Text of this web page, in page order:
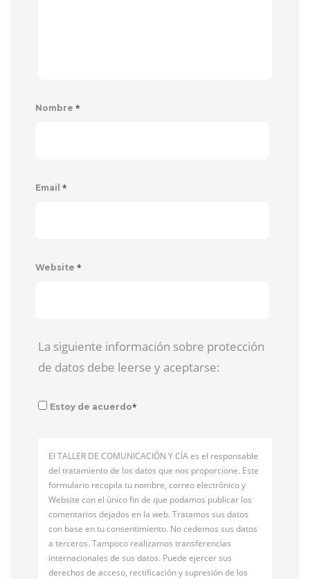
Nombre *
Email *
Website *
La siguiente información sobre protección
de datos debe leerse y aceptarse:
Estoy de acuerdo*
El TALLER DE COMUNICACIÓN Y CÍA es el responsable
del tratamiento de los datos que nos proporcione. Este
formulario recopila tu nombre, correo electrónico y
Website con el único fin de que podamos publicar los
comentarios dejados en la web. Tratamos sus datos
con base en tu consentimiento. No cedemos sus datos
a terceros. Tampoco realizamos transferencias
internacionales de sus datos. Puede ejercer sus
derechos de acceso, rectificación y supresión de los